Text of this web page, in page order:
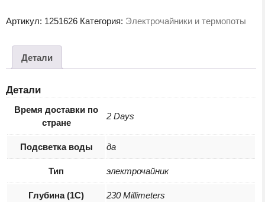
КТ-6178
Артикул: 1251626 Категория: Электрочайники и термопоты
Детали
Детали
Время доставки по
стране
2 Days
Подсветка воды да
Тип электрочайник
Глубина (1С) 230 Millimeters